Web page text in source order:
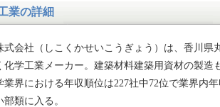
業の詳細
式会社（しこくかせいこうぎょう）は、香川県
化学工業メーカー。建築材料建築用資材の製造
業界における年収順位は227社中72位で業界内
類に入る。